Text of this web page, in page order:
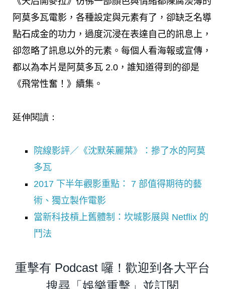
阿莫多瓦電影，各種設定與元素有了，卻缺乏名導
點石成金的功力，過度沉浸在表達自己的訊息上，
卻忽略了訊息以外的元素。每個人看海報或宣傳，
都以為本片是阿莫多瓦 2.0，誰知道得到的卻是
《飛常性奮！》續集。
延伸閱讀：
院線影評／《沈默茱麗葉》：摻了水的阿莫
多瓦
2017 下半年觀影重點： 7 部值得期待的藝
術、獨立製作電影
當新科技槓上舊體制：坎城影展與 Netflix 的
鬥法
重擊有 Podcast 囉！歡迎到各大平台
搜尋「娛樂重擊」並訂閱